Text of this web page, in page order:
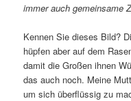
immer auch gemeinsame
Kennen Sie dieses Bild?
hüpfen aber auf dem
damit die Großen ihnen
das auch noch. Meine
um sich überflüssig zu